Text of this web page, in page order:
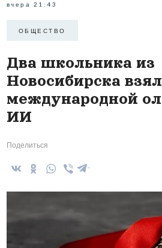
вчера 21:43
ОБЩЕСТВО
Два школьника из
Новосибирска
международной
ИИ
Поделиться